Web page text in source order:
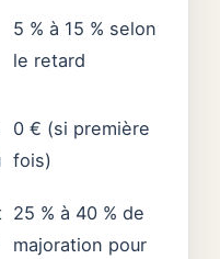
5 % à 15 % selon
le retard
0 € (si première
fois)
25 % à 40 % de
majoration pour